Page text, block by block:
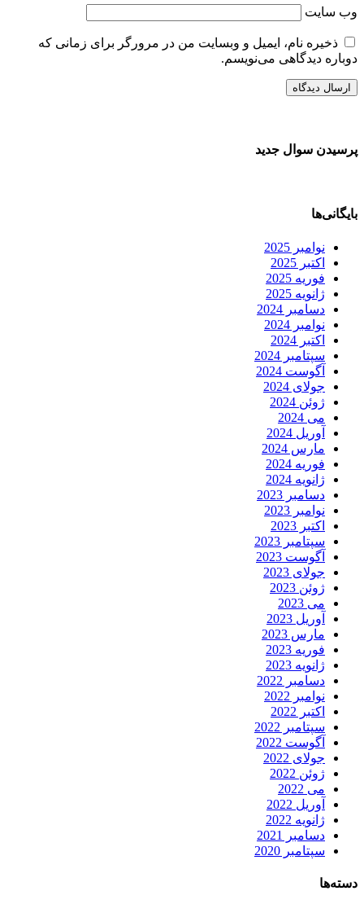
وب‌ سایت
ذخیره نام، ایمیل و وبسایت من در مرورگر برای زمانی که
دوباره دیدگاهی می‌نویسم.
پرسیدن سوال جدید
بایگانی‌ها
نوامبر 2025
اکتبر 2025
فوریه 2025
ژانویه 2025
دسامبر 2024
نوامبر 2024
اکتبر 2024
سپتامبر 2024
آگوست 2024
جولای 2024
ژوئن 2024
می 2024
آوریل 2024
مارس 2024
فوریه 2024
ژانویه 2024
دسامبر 2023
نوامبر 2023
اکتبر 2023
سپتامبر 2023
آگوست 2023
جولای 2023
ژوئن 2023
می 2023
آوریل 2023
مارس 2023
فوریه 2023
ژانویه 2023
دسامبر 2022
نوامبر 2022
اکتبر 2022
سپتامبر 2022
آگوست 2022
جولای 2022
ژوئن 2022
می 2022
آوریل 2022
ژانویه 2022
دسامبر 2021
سپتامبر 2020
دسته‌ها